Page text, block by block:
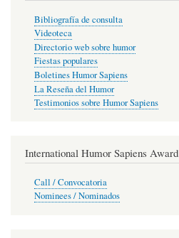
Bibliografía de consulta
Videoteca
Directorio web sobre humor
Fiestas populares
Boletines Humor Sapiens
La Reseña del Humor
Testimonios sobre Humor Sapiens
International Humor Sapiens Award
Call / Convocatoria
Nominees / Nominados